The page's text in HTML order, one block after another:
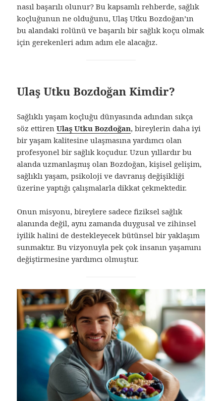
nasıl başarılı olunur? Bu kapsamlı rehberde, sağlık
koçluğunun ne olduğunu, Ulaş Utku Bozdoğan’ın
bu alandaki rolünü ve başarılı bir sağlık koçu olmak
için gerekenleri adım adım ele alacağız.
Ulaş Utku Bozdoğan Kimdir?
Sağlıklı yaşam koçluğu dünyasında adından sıkça
söz ettirenUlaş Utku Bozdoğan, bireylerin daha iyi
bir yaşam kalitesine ulaşmasına yardımcı olan
profesyonel bir sağlık koçudur. Uzun yıllardır bu
alanda uzmanlaşmış olan Bozdoğan, kişisel gelişim,
sağlıklı yaşam, psikoloji ve davranış değişikliği
üzerine yaptığı çalışmalarla dikkat çekmektedir.
Onun misyonu, bireylere sadece fiziksel sağlık
alanında değil, aynı zamanda duygusal ve zihinsel
iyilik halini de destekleyecek bütünsel bir yaklaşım
sunmaktır. Bu vizyonuyla pek çok insanın yaşamını
değiştirmesine yardımcı olmuştur.